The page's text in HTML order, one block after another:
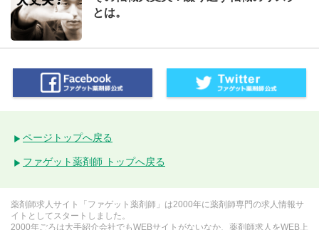
とは。
ページトップへ戻る
ファゲット薬剤師 トップへ戻る
薬剤師求人サイト「ファゲット薬剤師」は2000年に薬剤師専門の求人情報サ
イトとしてスタートしました。
2000年ごろは大手紹介会社でもWEBサイトがないなか、薬剤師求人をWEB上